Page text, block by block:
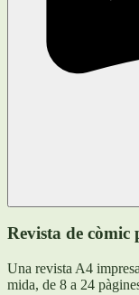
Revista de còmic
Una revista A4
mida, de 8 a 24